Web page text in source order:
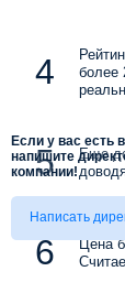
более
Еще
Цена
Если у вас есть
напишите
компании!
Написать